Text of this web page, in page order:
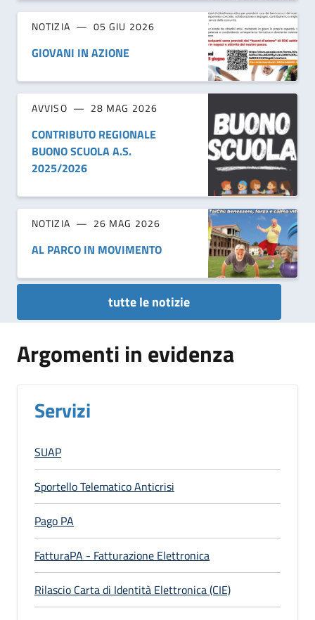
NOTIZIA 05 GIU 2026
GIOVANI IN AZIONE
AVVISO 28 MAG 2026
CONTRIBUTO REGIONALE
BUONO SCUOLA A.S.
2025/2026
NOTIZIA 26 MAG 2026
AL PARCO IN MOVIMENTO
tutte le notizie
Argomenti in evidenza
Servizi
SUAP
Sportello Telematico Anticrisi
Pago PA
FatturaPA - Fatturazione Elettronica
Rilascio Carta di Identità Elettronica (CIE)